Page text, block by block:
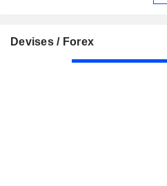
Devises / Forex